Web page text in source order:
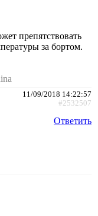
препятствовать
за бортом.
11/09/2018 14:22:57
#2532507
Ответить